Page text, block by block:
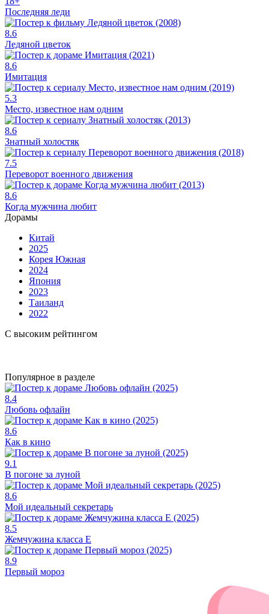
Последняя леди
8.6
Ледяной цветок
8.6
Имитация
5.3
Место, известное нам одним
8.6
Знатный холостяк
7.5
Переворот военного движения
8.6
Когда мужчина любит
Дорамы
Китай
2025
Корея Южная
2024
Япония
2023
Таиланд
2022
С высоким рейтингом
Популярное в разделе
8.4
Любовь офлайн
8.6
Как в кино
9.1
В погоне за луной
8.6
Мой идеальный секретарь
8.5
Жемчужина класса Е
8.9
Первый мороз